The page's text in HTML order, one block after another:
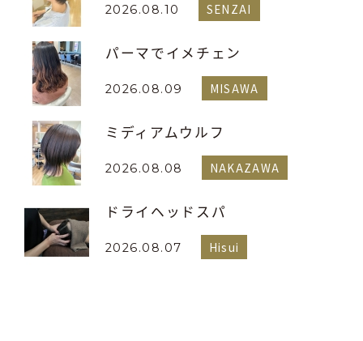
2026.08.10 SENZAI
パーマでイメチェン
2026.08.09 MISAWA
ミディアムウルフ
2026.08.08 NAKAZAWA
ドライヘッドスパ
2026.08.07 Hisui